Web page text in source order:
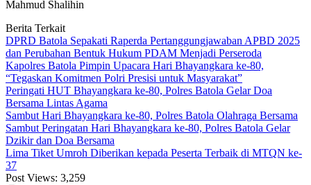
Mahmud Shalihin
Berita Terkait
DPRD Batola Sepakati Raperda Pertanggungjawaban APBD 2025
dan Perubahan Bentuk Hukum PDAM Menjadi Perseroda
Kapolres Batola Pimpin Upacara Hari Bhayangkara ke-80,
“Tegaskan Komitmen Polri Presisi untuk Masyarakat”
Peringati HUT Bhayangkara ke-80, Polres Batola Gelar Doa
Bersama Lintas Agama
Sambut Hari Bhayangkara ke-80, Polres Batola Olahraga Bersama
Sambut Peringatan Hari Bhayangkara ke-80, Polres Batola Gelar
Dzikir dan Doa Bersama
Lima Tiket Umroh Diberikan kepada Peserta Terbaik di MTQN ke-
37
Post Views: 3,259